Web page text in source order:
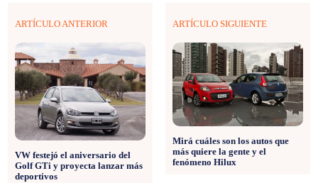
ARTÍCULO ANTERIOR
VW festejó el aniversario del
Golf GTi y proyecta lanzar más
deportivos
ARTÍCULO SIGUIENTE
Mirá cuáles son los autos que
más quiere la gente y el
fenómeno Hilux